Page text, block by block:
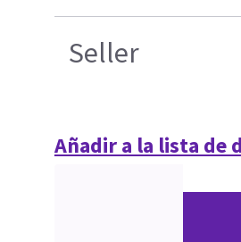
Seller
Añadir a la lista de